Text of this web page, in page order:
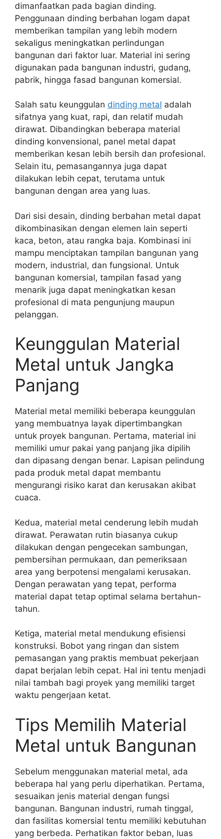
dimanfaatkan pada bagian dinding.
Penggunaan dinding berbahan logam dapat
memberikan tampilan yang lebih modern
sekaligus meningkatkan perlindungan
bangunan dari faktor luar. Material ini sering
digunakan pada bangunan industri, gudang,
pabrik, hingga fasad bangunan komersial.
Salah satu keunggulan dinding metal adalah
sifatnya yang kuat, rapi, dan relatif mudah
dirawat. Dibandingkan beberapa material
dinding konvensional, panel metal dapat
memberikan kesan lebih bersih dan profesional.
Selain itu, pemasangannya juga dapat
dilakukan lebih cepat, terutama untuk
bangunan dengan area yang luas.
Dari sisi desain, dinding berbahan metal dapat
dikombinasikan dengan elemen lain seperti
kaca, beton, atau rangka baja. Kombinasi ini
mampu menciptakan tampilan bangunan yang
modern, industrial, dan fungsional. Untuk
bangunan komersial, tampilan fasad yang
menarik juga dapat meningkatkan kesan
profesional di mata pengunjung maupun
pelanggan.
Keunggulan Material
Metal untuk Jangka
Panjang
Material metal memiliki beberapa keunggulan
yang membuatnya layak dipertimbangkan
untuk proyek bangunan. Pertama, material ini
memiliki umur pakai yang panjang jika dipilih
dan dipasang dengan benar. Lapisan pelindung
pada produk metal dapat membantu
mengurangi risiko karat dan kerusakan akibat
cuaca.
Kedua, material metal cenderung lebih mudah
dirawat. Perawatan rutin biasanya cukup
dilakukan dengan pengecekan sambungan,
pembersihan permukaan, dan pemeriksaan
area yang berpotensi mengalami kerusakan.
Dengan perawatan yang tepat, performa
material dapat tetap optimal selama bertahun-
tahun.
Ketiga, material metal mendukung efisiensi
konstruksi. Bobot yang ringan dan sistem
pemasangan yang praktis membuat pekerjaan
dapat berjalan lebih cepat. Hal ini tentu menjadi
nilai tambah bagi proyek yang memiliki target
waktu pengerjaan ketat.
Tips Memilih Material
Metal untuk Bangunan
Sebelum menggunakan material metal, ada
beberapa hal yang perlu diperhatikan. Pertama,
sesuaikan jenis material dengan fungsi
bangunan. Bangunan industri, rumah tinggal,
dan fasilitas komersial tentu memiliki kebutuhan
yang berbeda. Perhatikan faktor beban, luas